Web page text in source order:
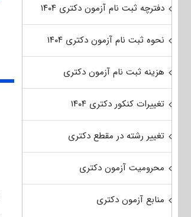
دفترچه ثبت نام آزمون دکتری ۱۴۰۴
نحوه ثبت نام آزمون دکتری ۱۴۰۴
هزینه ثبت نام آزمون دکتری
تغییرات کنکور دکتری ۱۴۰۴
تغییر رشته در مقطع دکتری
محرومیت آزمون دکتری
منابع آزمون دکتری